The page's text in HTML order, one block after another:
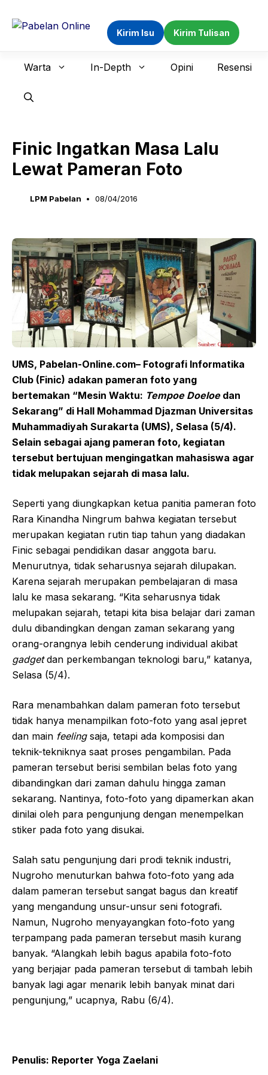
Kirim Isu Kirim Tulisan
Warta In-Depth Opini Resensi
Finic Ingatkan Masa Lalu
Lewat Pameran Foto
LPM Pabelan 08/04/2016
UMS, Pabelan-Online.com– Fotografi Informatika
Club (Finic) adakan pameran foto yang
bertemakan “Mesin Waktu: Tempoe Doeloedan
Sekarang” di Hall Mohammad Djazman Universitas
Muhammadiyah Surakarta (UMS), Selasa (5/4).
Selain sebagai ajang pameran foto, kegiatan
tersebut bertujuan mengingatkan mahasiswa agar
tidak melupakan sejarah di masa lalu.
Seperti yang diungkapkan ketua panitia pameran foto
Rara Kinandha Ningrum bahwa kegiatan tersebut
merupakan kegiatan rutin tiap tahun yang diadakan
Finic sebagai pendidikan dasar anggota baru.
Menurutnya, tidak seharusnya sejarah dilupakan.
Karena sejarah merupakan pembelajaran di masa
lalu ke masa sekarang. “Kita seharusnya tidak
melupakan sejarah, tetapi kita bisa belajar dari zaman
dulu dibandingkan dengan zaman sekarang yang
orang-orangnya lebih cenderung individual akibat
gadgetdan perkembangan teknologi baru,” katanya,
Selasa (5/4).
Rara menambahkan dalam pameran foto tersebut
tidak hanya menampilkan foto-foto yang asal jepret
dan main feelingsaja, tetapi ada komposisi dan
teknik-tekniknya saat proses pengambilan. Pada
pameran tersebut berisi sembilan belas foto yang
dibandingkan dari zaman dahulu hingga zaman
sekarang. Nantinya, foto-foto yang dipamerkan akan
dinilai oleh para pengunjung dengan menempelkan
stiker pada foto yang disukai.
Salah satu pengunjung dari prodi teknik industri,
Nugroho menuturkan bahwa foto-foto yang ada
dalam pameran tersebut sangat bagus dan kreatif
yang mengandung unsur-unsur seni fotografi.
Namun, Nugroho menyayangkan foto-foto yang
terpampang pada pameran tersebut masih kurang
banyak. “Alangkah lebih bagus apabila foto-foto
yang berjajar pada pameran tersebut di tambah lebih
banyak lagi agar menarik lebih banyak minat dari
pengunjung,” ucapnya, Rabu (6/4).
Penulis: Reporter Yoga Zaelani